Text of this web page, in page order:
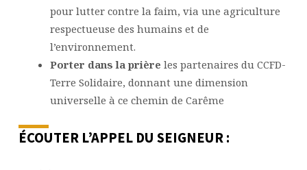
pour lutter contre la faim, via une agriculture
respectueuse des humains et de
l’environnement.
Porter dans la prière les partenaires du CCFD-
Terre Solidaire, donnant une dimension
universelle à ce chemin de Carême
ÉCOUTER L’APPEL DU SEIGNEUR :